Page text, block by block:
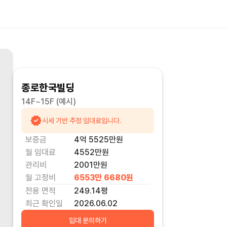
종로한국빌딩
14F~15F (예시)
시세 기반 추정 임대료입니다.
보증금 4억 5525만원
월 임대료
4552만원
관리비
2001만원
월 고정비
6553만 6680원
전용 면적
249.14평
최근 확인일
2026.06.02
임대 문의하기